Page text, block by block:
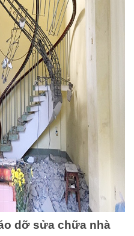
dỡ sửa chữa nhà